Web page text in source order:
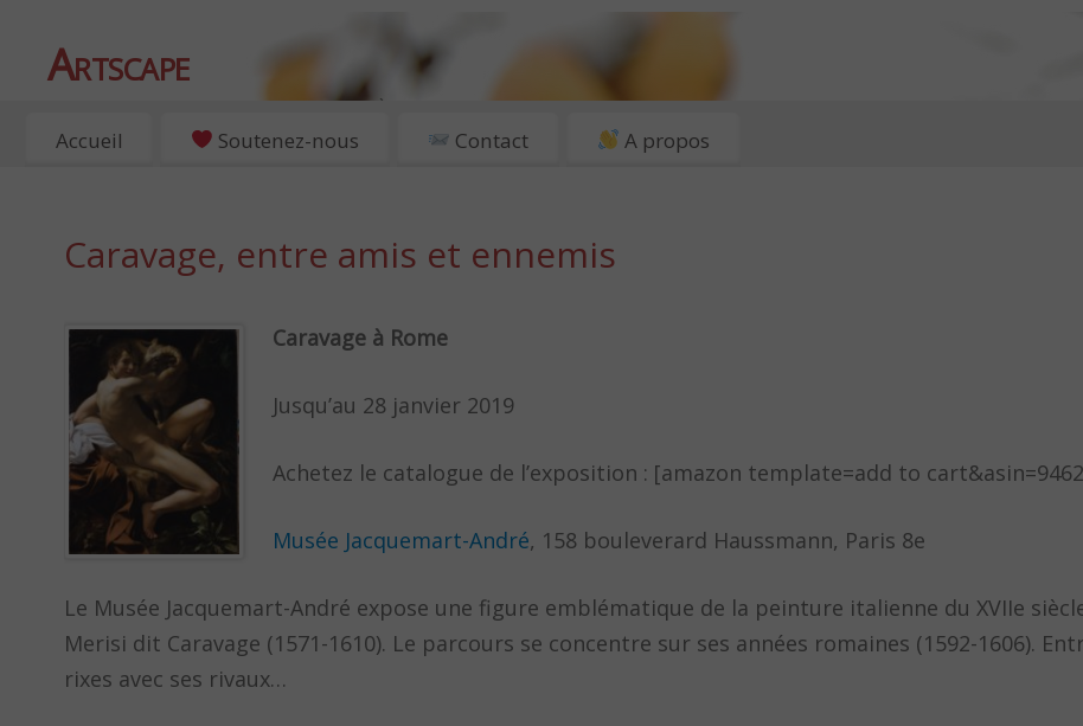
Artscape
EXPOSITIONS, ART ET CULTURE À PARIS
Accueil Soutenez-nous Contact A propos
Caravage, entre amis et ennemis
Caravage à Rome
Jusqu’au 28 janvier 2019
Achetez le catalogue de l’exposition : [amazon template=add to
Musée Jacquemart-André, 158 bouleverard Haussmann, Paris 8e
Le Musée Jacquemart-André expose une figure emblématique de la peinture italienne du XVIIe
Merisi dit Caravage (1571-1610). Le parcours se concentre sur ses années romaines (1592-1606).
rixes avec ses rivaux…